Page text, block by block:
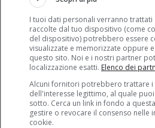
I tuoi dati personali verranno
raccolte dal tuo dispositivo (come
del dispositivo) potrebbero essere
visualizzate e memorizzate oppure
questo sito. Noi e i nostri partner
localizzazione esatti. Elenco dei
Alcuni fornitori potrebbero trattare i
dell'interesse legittimo, al quale
sotto. Cerca un link in fondo a
gestire o revocare il consenso nelle
cookie.